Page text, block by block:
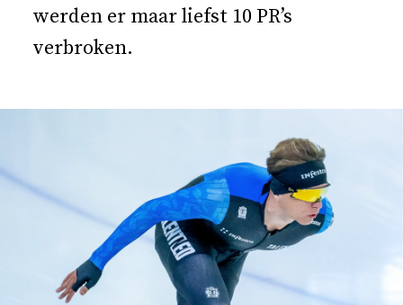
werden er maar liefst 10 PR’s
verbroken.